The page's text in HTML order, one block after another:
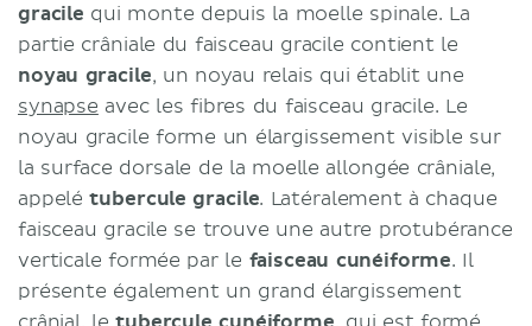
gracile qui monte depuis la moelle spinale. La
partie crâniale du faisceau gracile contient le
noyau gracile, un noyau relais qui établit une
synapse avec les fibres du faisceau gracile. Le
noyau gracile forme un élargissement visible sur
la surface dorsale de la moelle allongée crâniale,
appelétubercule gracile. Latéralement à chaque
faisceau gracile se trouve une autre protubérance
verticale formée par le faisceau cunéiforme. Il
présente également un grand élargissement